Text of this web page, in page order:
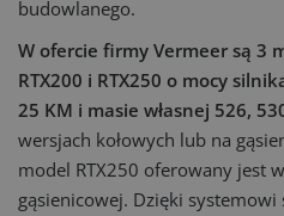
budowlanego.
W ofercie firmy Vermeer są 3
RTX200 i RTX250 o mocy
25 KM i masie własnej 526,
wersjach kołowych lub na
model RTX250 oferowany jest
gąsienicowej. Dzięki